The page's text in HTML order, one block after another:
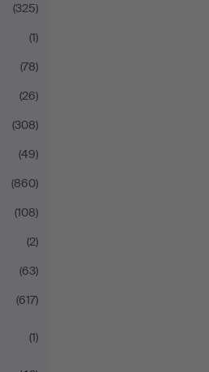
(325)
(1)
(78)
(26)
(308)
(49)
(860)
(108)
(2)
(63)
(617)
(1)